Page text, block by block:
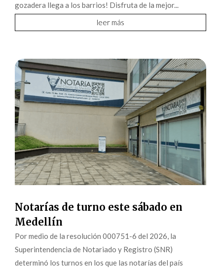
gozadera llega a los barrios! Disfruta de la mejor...
leer más
Notarías de turno este sábado en
Medellín
Por medio de la resolución 000751-6 del 2026, la
Superintendencia de Notariado y Registro (SNR)
determinó los turnos en los que las notarías del país